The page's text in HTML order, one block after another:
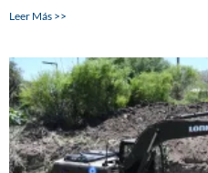
Leer Más >>